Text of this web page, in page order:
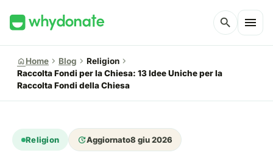
search menu
homeHome chevron_right Blog chevron_right Religion chevron_right
Raccolta Fondi per la Chiesa: 13 Idee Uniche per la
Raccolta Fondi della Chiesa
Religion updateAggiornato8 giu 2026